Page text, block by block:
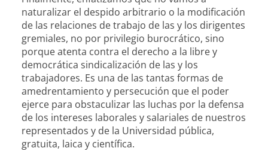
naturalizar el despido arbitrario o la modificación
de las relaciones de trabajo de las y los dirigentes
gremiales, no por privilegio burocrático, sino
porque atenta contra el derecho a la libre y
democrática sindicalización de las y los
trabajadores. Es una de las tantas formas de
amedrentamiento y persecución que el poder
ejerce para obstaculizar las luchas por la defensa
de los intereses laborales y salariales de nuestros
representados y de la Universidad pública,
gratuita, laica y científica.